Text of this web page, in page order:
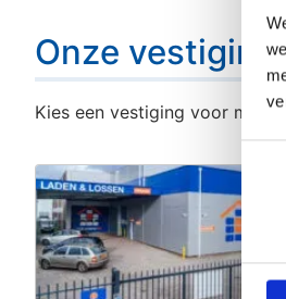
Onze
Kies een vestiging voor